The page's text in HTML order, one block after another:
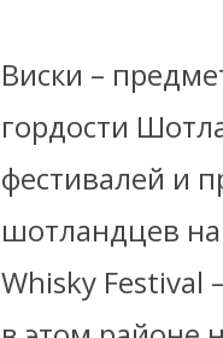
Виски –
гордости
фестивалей и
шотландцев
Whisky Festival